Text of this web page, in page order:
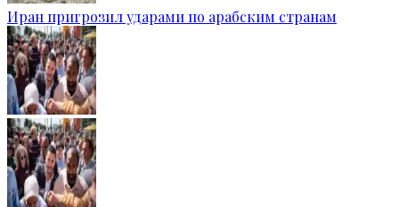
Иран пригрозил ударами по арабским странам